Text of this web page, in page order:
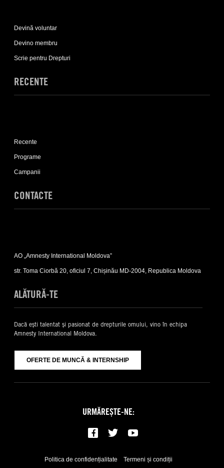
Implică-
te
sub-
list
Devină voluntar
Devino membru
Scrie pentru Drepturi
RECENTE
Recente
sub-
list
Recente
Programe
Campanii
CONTACTE
Contacte
sub-
list
AO „Amnesty International Moldova”
str. Toma Ciorbă 20, oficiul 7, Chișinău MD-2004, Republica Moldova
ALĂTURĂ-TE
Dacă ești talentat și pasionat de drepturile omului, vino în echipa
Amnesty International Moldova.
OFERTE DE MUNCĂ & INTERNSHIP
Politica de confidențialitate Termeni și condiții
URMĂREȘTE-NE: